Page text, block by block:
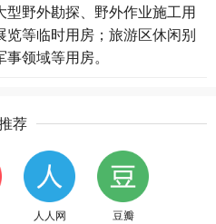
野外勘探、野外作业施工用
等临时用房；旅游区休闲别
领域等用房。
荐
人人网 豆瓣